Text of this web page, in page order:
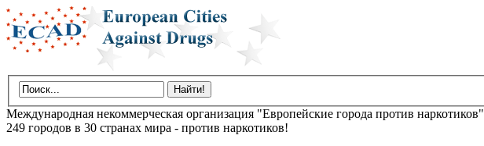
Международная некоммерческая организация "Европейские города против наркотиков"
249 городов в 30 странах мира - против наркотиков!